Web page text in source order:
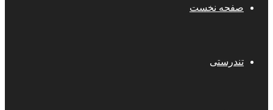
صفحه نخست
تندرستی